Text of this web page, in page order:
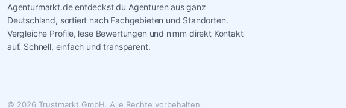
Agenturmarkt.de entdeckst du Agenturen aus ganz
Deutschland, sortiert nach Fachgebieten und Standorten.
Vergleiche Profile, lese Bewertungen und nimm direkt Kontakt
auf. Schnell, einfach und transparent.
© 2026 Trustmarkt GmbH. Alle Rechte vorbehalten.